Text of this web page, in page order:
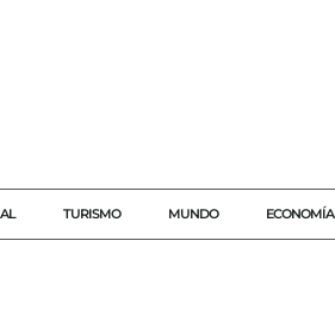
TURISMO MUNDO ECONOMÍA